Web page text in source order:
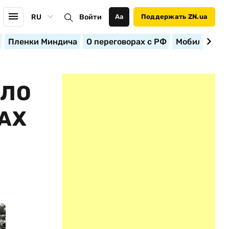
RU Войти Аа Поддержать ZN.ua
Пленки Миндича О переговорах с РФ